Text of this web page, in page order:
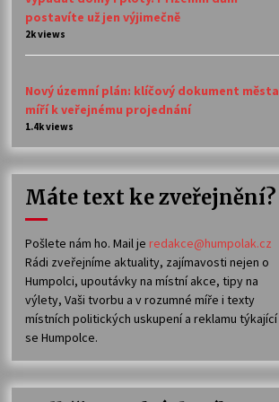
postavíte už jen výjimečně
2k views
Nový územní plán: klíčový dokument města
míří k veřejnému projednání
1.4k views
Máte text ke zveřejnění?
Pošlete nám ho. Mail je redakce@humpolak.cz
Rádi zveřejníme aktuality, zajímavosti nejen o
Humpolci, upoutávky na místní akce, tipy na
výlety, Vaši tvorbu a v rozumné míře i texty
místních politických uskupení a reklamu týkající
se Humpolce.